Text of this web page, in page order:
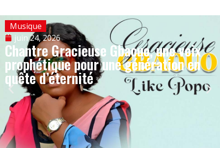
Musique
juin 24, 2026
Chantre Gracieuse Gbaouo, une voix
prophétique pour une génération en
quête d’éternité